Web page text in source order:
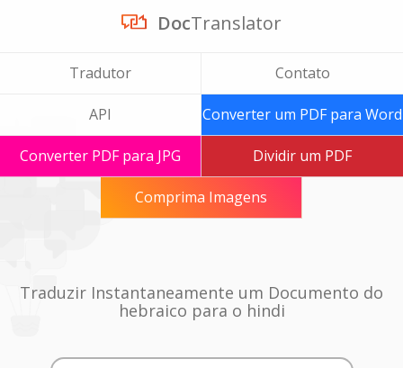
DocTranslator
Tradutor Contato
API Converter um PDF para Word
Converter PDF para JPG Dividir um PDF
Comprima Imagens
Traduzir Instantaneamente um Documento do
hebraico para o hindi